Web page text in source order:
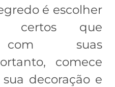
é escolher
certos que
com suas
comece
decoração e